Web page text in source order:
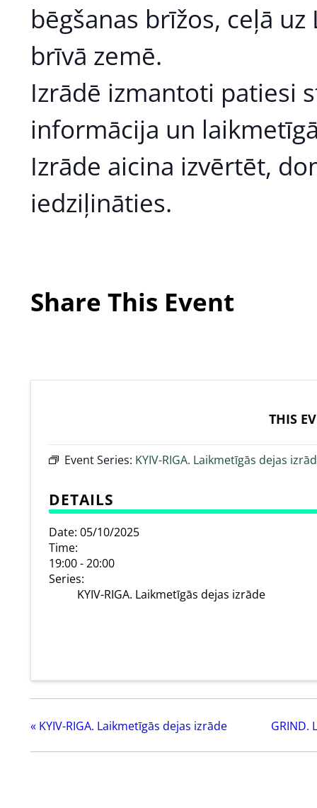
bēgšanas brīžos, ceļā
brīvā zemē.
Izrādē izmantoti patiesi
informācija un
Izrāde aicina izvērtēt,
iedziļināties.
Share This Event
THIS
Event Series: KYIV-RIGA. Laikmetīgās dejas
DETAILS
Date: 05/10/2025
Time:
19:00 - 20:00
Series:
KYIV-RIGA. Laikmetīgās dejas izrāde
« KYIV-RIGA. Laikmetīgās dejas izrāde GRIND.